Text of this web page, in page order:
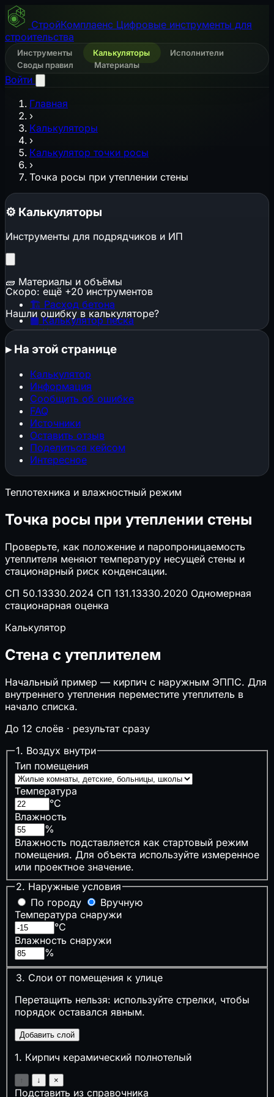
СтройКомплаенс Цифровые инструменты для
строительства
Инструменты Калькуляторы
Исполнители
Своды правил
Материалы
Войти
Главная
›
Калькуляторы
›
Калькулятор точки росы
›
Точка росы при утеплении стены
⚙️ Калькуляторы
Инструменты для подрядчиков и ИП
🧱 Материалы и объёмы
🏗️ Расход бетона
▦ Калькулятор песка
▦Калькулятор щебня
🕳️Котлован и траншея
🧱Расход кирпича
⬜Газобетон и пеноблоки
🔩Расход арматуры
🎨Расход краски
📜Расход обоев
📐Стяжка пола
🏠Площадь кровли
🏠Кровельные материалы
🧱Клей и затирка для плитки
📐ГКЛ и металлокаркас
🏗️Конструкции, фундаменты и нагрузки
⌖Свайный фундамент
⬛Перекрытия (балки, плиты, монолит)
🔲Забор
🚗Размер автонавеса
❄️ Глубина промерзания
🏔️Несущая способность грунта
⚙️Инженерные системы
⚡Сечение кабеля по мощности
⏚
🔌Электрические нагрузки и трансформаторы
⚙️Компенсация реактивной мощности
🔥Мощность котла отопления
💨Расход воздуха (вентиляция)
♨️Расчёт сауны
⚡Временные сети стройплощадки
🌧️Ливнёвка и дождевой сток
Пожарная и промышленная безопасность
🔥Противопожарные расстояния
🧯Огнетушители
АКатегория помещения
🚪Время эвакуации
🏭Признаки опасного производственного
объекта
📝Нужен ли наряд-допуск
🌡️ГСОП
🧱Толщина утеплителя
💧Точка росы
🔇Звукоизоляция стен
Сметы, закупки и экономика подрядчика
Скоро: ещё +20 инструментов
Нашли ошибку в калькуляторе?
▸На этой странице
Калькулятор
Информация
Сообщить об ошибке
FAQ
Источники
Оставить отзыв
Поделиться кейсом
Интересное
Теплотехника и влажностный режим
Точка росы при утеплении стены
Проверьте, как положение и паропроницаемость
утеплителя меняют температуру несущей стены и
стационарный риск конденсации.
СП 50.13330.2024 СП 131.13330.2020 Одномерная
стационарная оценка
Калькулятор
Стена с утеплителем
Начальный пример — кирпич с наружным ЭППС. Для
внутреннего утепления переместите утеплитель в
начало списка.
До 12 слоёв · результат сразу
1. Воздух внутри
Тип помещения
Температура
°C
Влажность
%
Влажность подставляется как стартовый режим
помещения. Для объекта используйте измеренное
или проектное значение.
2. Наружные условия
По городу
Вручную
Температура снаружи
°C
Влажность снаружи
%
3. Слои от помещения к улице
Перетащить нельзя: используйте стрелки, чтобы
порядок оставался явным.
Добавить слой
1. Кирпич керамический полнотелый
↓ ×
Подставить из справочника